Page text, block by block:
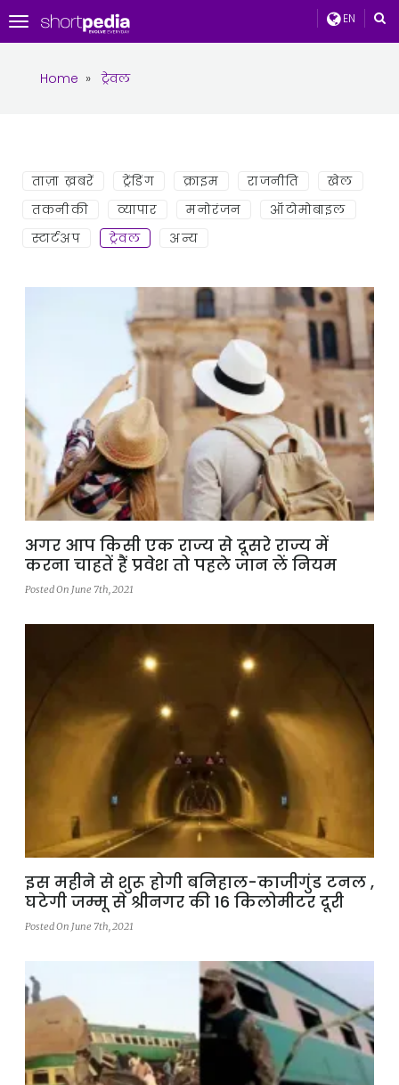
EN
Toggle
navigation
Home » ट्रेवल
ताज़ा ख़बरें ट्रेंडिंग क्राइम राजनीति
खेल
तकनीकी
व्यापार मनोरंजन
ऑटोमोबाइल
स्टार्टअप
ट्रेवल अन्य
अगर आप किसी एक राज्य से दूसरे राज्य में
करना चाहतें हैं प्रवेश तो पहले जान लें नियम
Posted On June 7th, 2021
इस महीने से शुरू होगी बनिहाल-काजीगुंड टनल ,
घटेगी जम्मू से श्रीनगर की 16 किलोमीटर दूरी
Posted On June 7th, 2021